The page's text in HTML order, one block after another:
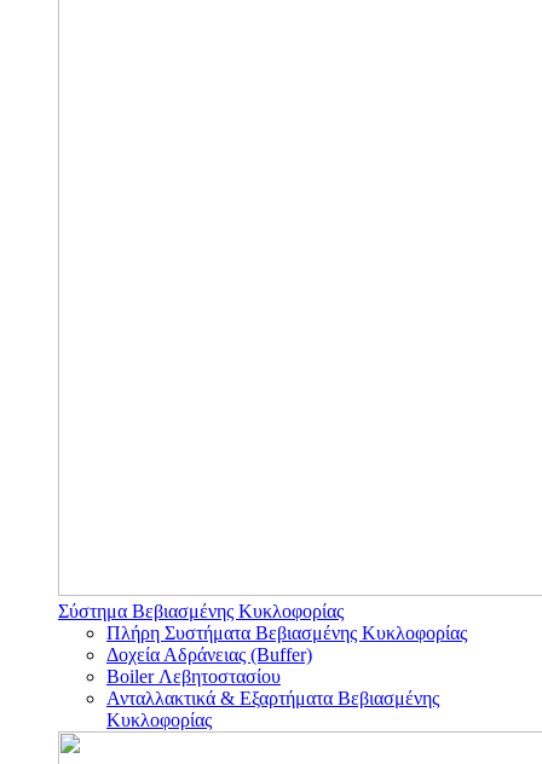
Σύστημα Βεβιασμένης Κυκλοφορίας
Πλήρη Συστήματα Βεβιασμένης Κυκλοφορίας
Δοχεία Αδράνειας (Buffer)
Boiler Λεβητοστασίου
Ανταλλακτικά & Εξαρτήματα Βεβιασμένης
Κυκλοφορίας